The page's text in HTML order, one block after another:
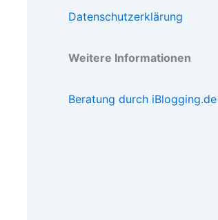
Datenschutzerklärung
Weitere Informationen
Beratung durch iBlogging.de